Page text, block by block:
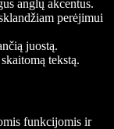
anglų akcentus.
perėjimui
juostą.
tekstą.
funkcijomis ir